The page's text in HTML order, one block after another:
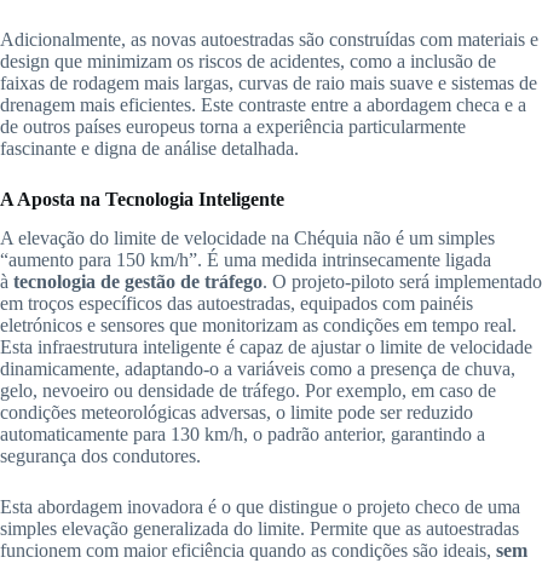
Adicionalmente, as novas autoestradas são construídas com materiais e
design que minimizam os riscos de acidentes, como a inclusão de
faixas de rodagem mais largas, curvas de raio mais suave e sistemas de
drenagem mais eficientes. Este contraste entre a abordagem checa e a
de outros países europeus torna a experiência particularmente
fascinante e digna de análise detalhada.
A Aposta na Tecnologia Inteligente
A elevação do limite de velocidade na Chéquia não é um simples
“aumento para 150 km/h”. É uma medida intrinsecamente ligada
à tecnologia de gestão de tráfego. O projeto-piloto será implementado
em troços específicos das autoestradas, equipados com painéis
eletrónicos e sensores que monitorizam as condições em tempo real.
Esta infraestrutura inteligente é capaz de ajustar o limite de velocidade
dinamicamente, adaptando-o a variáveis como a presença de chuva,
gelo, nevoeiro ou densidade de tráfego. Por exemplo, em caso de
condições meteorológicas adversas, o limite pode ser reduzido
automaticamente para 130 km/h, o padrão anterior, garantindo a
segurança dos condutores.
Esta abordagem inovadora é o que distingue o projeto checo de uma
simples elevação generalizada do limite. Permite que as autoestradas
funcionem com maior eficiência quando as condições são ideais, sem